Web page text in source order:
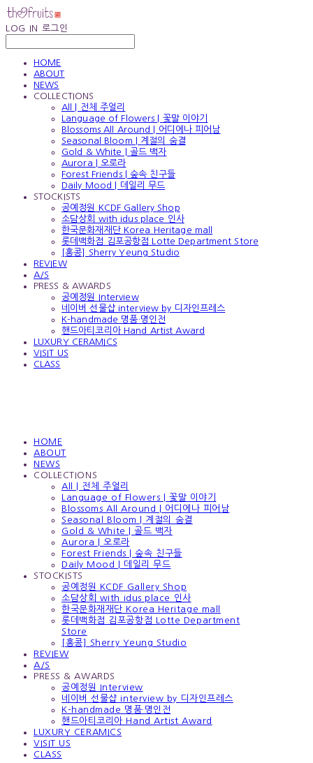
LOG IN 로그인
HOME
ABOUT
NEWS
COLLECTIONS
All | 전체 주얼리
Language of Flowers | 꽃말 이야기
Blossoms All Around | 어디에나 피어남
Seasonal Bloom | 계절의 숨결
Gold & White | 골드 백자
Aurora | 오로라
Forest Friends | 숲속 친구들
Daily Mood | 데일리 무드
STOCKISTS
공예정원 KCDF Gallery Shop
소담상회 with idus place 인사
한국문화재재단 Korea Heritage mall
롯데백화점 김포공항점 Lotte Department Store
[홍콩] Sherry Yeung Studio
REVIEW
A/S
PRESS & AWARDS
공예정원 Interview
네이버 선물샵 interview by 디자인프레스
K-handmade 명품·명인전
핸드아티코리아 Hand Artist Award
LUXURY CERAMICS
VISIT US
CLASS
HOME
ABOUT
NEWS
COLLECTIONS
All | 전체 주얼리
Language of Flowers | 꽃말 이야기
Blossoms All Around | 어디에나 피어남
Seasonal Bloom | 계절의 숨결
Gold & White | 골드 백자
Aurora | 오로라
Forest Friends | 숲속 친구들
Daily Mood | 데일리 무드
STOCKISTS
공예정원 KCDF Gallery Shop
소담상회 with idus place 인사
한국문화재재단 Korea Heritage mall
롯데백화점 김포공항점 Lotte Department
Store
[홍콩] Sherry Yeung Studio
REVIEW
A/S
PRESS & AWARDS
공예정원 Interview
네이버 선물샵 interview by 디자인프레스
K-handmade 명품·명인전
핸드아티코리아 Hand Artist Award
LUXURY CERAMICS
VISIT US
CLASS